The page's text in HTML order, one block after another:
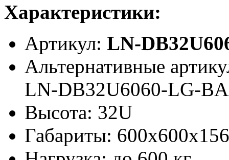
Характеристики:
Артикул: LN-
Альтернативные
LN-DB32U6060-LG-
Высота: 32U
Габариты: